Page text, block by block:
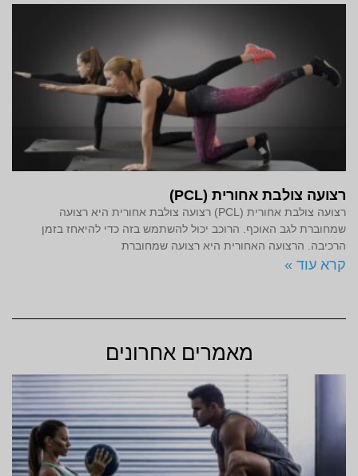
רצועה צולבת אחורית (PCL)
רצועה צולבת אחורית (PCL) רצועה צולבת אחורית היא רצועה
שמחוברת לגב האוכף. הרוכב יכול להשתמש בזה כדי להיאחז בזמן
הרכיבה. הרצועה האחורית היא רצועה שמחוברת
קרא עוד »
מאמרים אחרונים